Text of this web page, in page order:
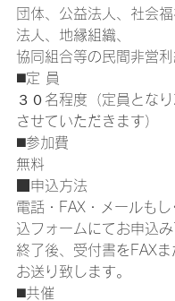
団体、公益法人、社会
法人、地縁組織、
協同組合等の民間非営
◼️定 員
３０名程度（定員とな
させていただきます）
◼️参加費
無料
■申込方法
電話・FAX・メールも
込フォームにてお申込
終了後、受付書をFAX
お送り致します。
◼️共催